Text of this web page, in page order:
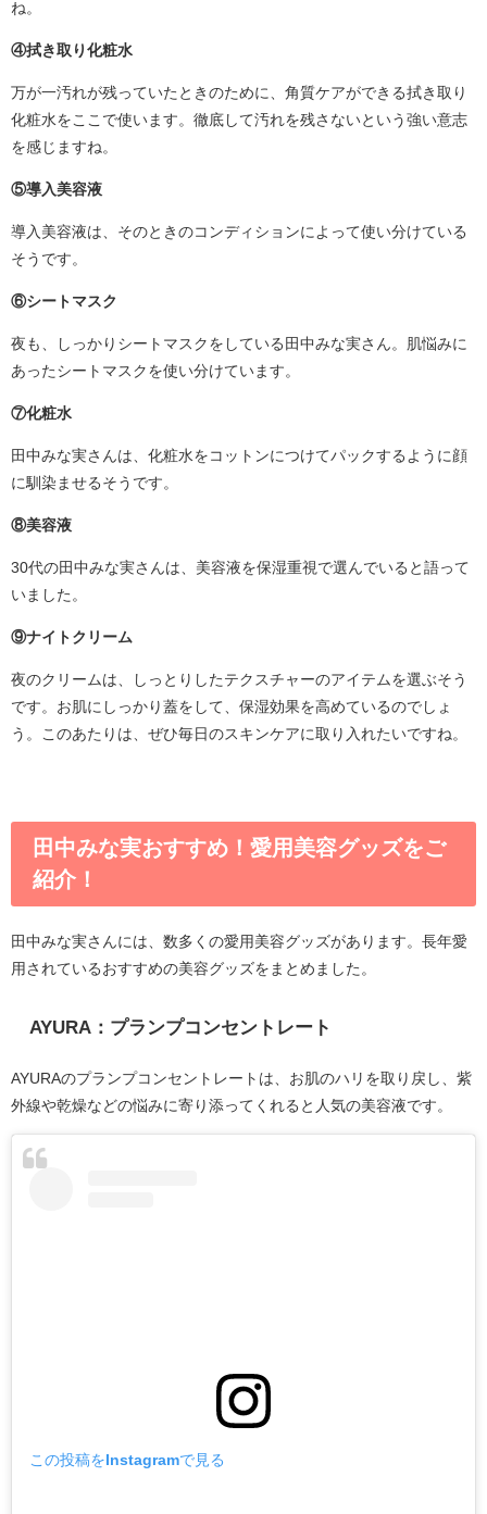
ね。
④拭き取り化粧水
万が一汚れが残っていたときのために、角質ケアができる拭き取り
化粧水をここで使います。徹底して汚れを残さないという強い意志
を感じますね。
⑤導入美容液
導入美容液は、そのときのコンディションによって使い分けている
そうです。
⑥シートマスク
夜も、しっかりシートマスクをしている田中みな実さん。肌悩みに
あったシートマスクを使い分けています。
⑦化粧水
田中みな実さんは、化粧水をコットンにつけてパックするように顔
に馴染ませるそうです。
⑧美容液
30代の田中みな実さんは、美容液を保湿重視で選んでいると語って
いました。
⑨ナイトクリーム
夜のクリームは、しっとりしたテクスチャーのアイテムを選ぶそう
です。お肌にしっかり蓋をして、保湿効果を高めているのでしょ
う。このあたりは、ぜひ毎日のスキンケアに取り入れたいですね。
田中みな実おすすめ！愛用美容グッズをご
紹介！
田中みな実さんには、数多くの愛用美容グッズがあります。長年愛
用されているおすすめの美容グッズをまとめました。
AYURA：プランプコンセントレート
AYURAのプランプコンセントレートは、お肌のハリを取り戻し、紫
外線や乾燥などの悩みに寄り添ってくれると人気の美容液です。
この投稿をInstagramで見る